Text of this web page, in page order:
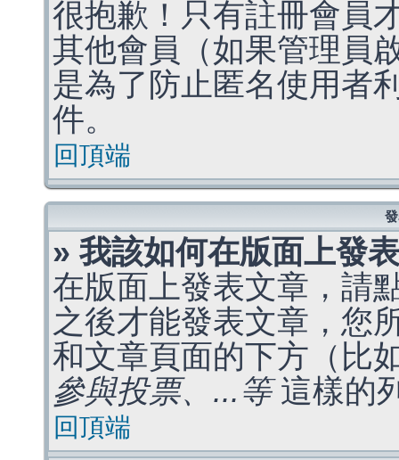
很抱歉！只有註冊會員
其他會員（如果管理員
是為了防止匿名使用者
件。
回頂端
» 我該如何在版面上發
在版面上發表文章，請
之後才能發表文章，您
和文章頁面的下方（比
參與投票、...等這樣的
回頂端